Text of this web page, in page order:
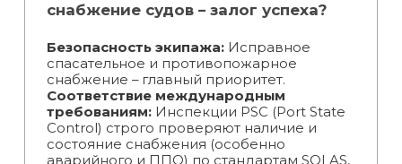
снабжение судов – залог успеха?
Безопасность экипажа:Исправное
спасательное и противопожарное
снабжение – главный приоритет.
Соответствие международным
требованиям:Инспекции PSC (Port State
Control) строго проверяют наличие и
состояние снабжения (особенно
аварийного и ППО) по стандартам SOLAS,